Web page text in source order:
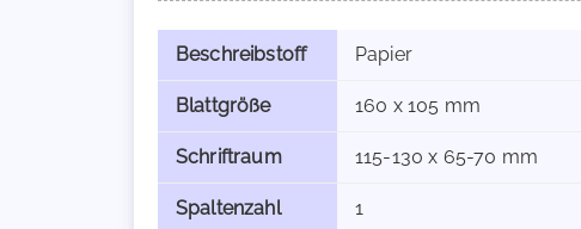
Beschreibstoff Papier
Blattgröße 160 x 105 mm
Schriftraum 115-130 x 65-70 mm
Spaltenzahl 1